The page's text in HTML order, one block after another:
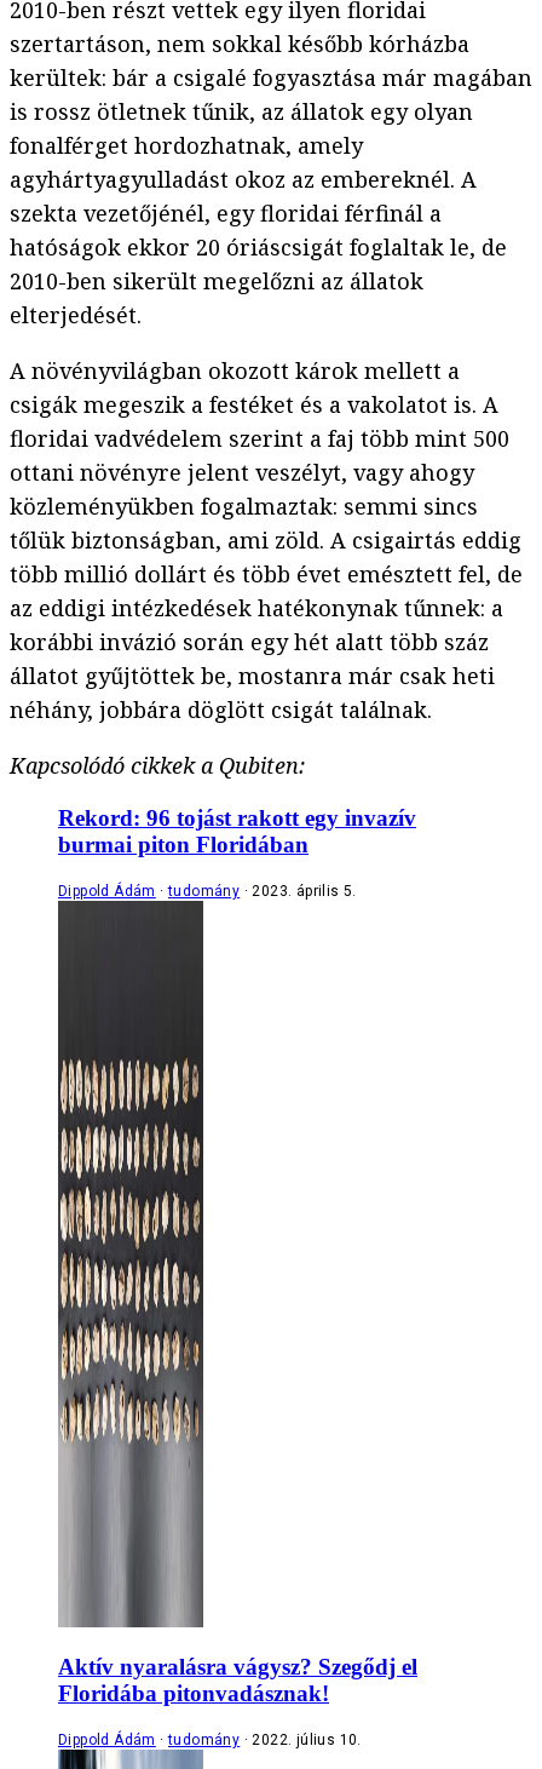
2010-ben részt vettek egy ilyen floridai
szertartáson, nem sokkal később kórházba
kerültek: bár a csigalé fogyasztása már magában
is rossz ötletnek tűnik, az állatok egy olyan
fonalférget hordozhatnak, amely
agyhártyagyulladást okoz az embereknél. A
szekta vezetőjénél, egy floridai férfinál a
hatóságok ekkor 20 óriáscsigát foglaltak le, de
2010-ben sikerült megelőzni az állatok
elterjedését.
A növényvilágban okozott károk mellett a
csigák megeszik a festéket és a vakolatot is. A
floridai vadvédelem szerint a faj több mint 500
ottani növényre jelent veszélyt, vagy ahogy
közleményükben fogalmaztak: semmi sincs
tőlük biztonságban, ami zöld. A csigairtás eddig
több millió dollárt és több évet emésztett fel, de
az eddigi intézkedések hatékonynak tűnnek: a
korábbi invázió során egy hét alatt több száz
állatot gyűjtöttek be, mostanra már csak heti
néhány, jobbára döglött csigát találnak.
Kapcsolódó cikkek a Qubiten:
Rekord: 96 tojást rakott egy invazív
burmai piton Floridában
Dippold Ádám tudomány 2023. április 5.
Aktív nyaralásra vágysz? Szegődj el
Floridába pitonvadásznak!
Dippold Ádám tudomány 2022. július 10.